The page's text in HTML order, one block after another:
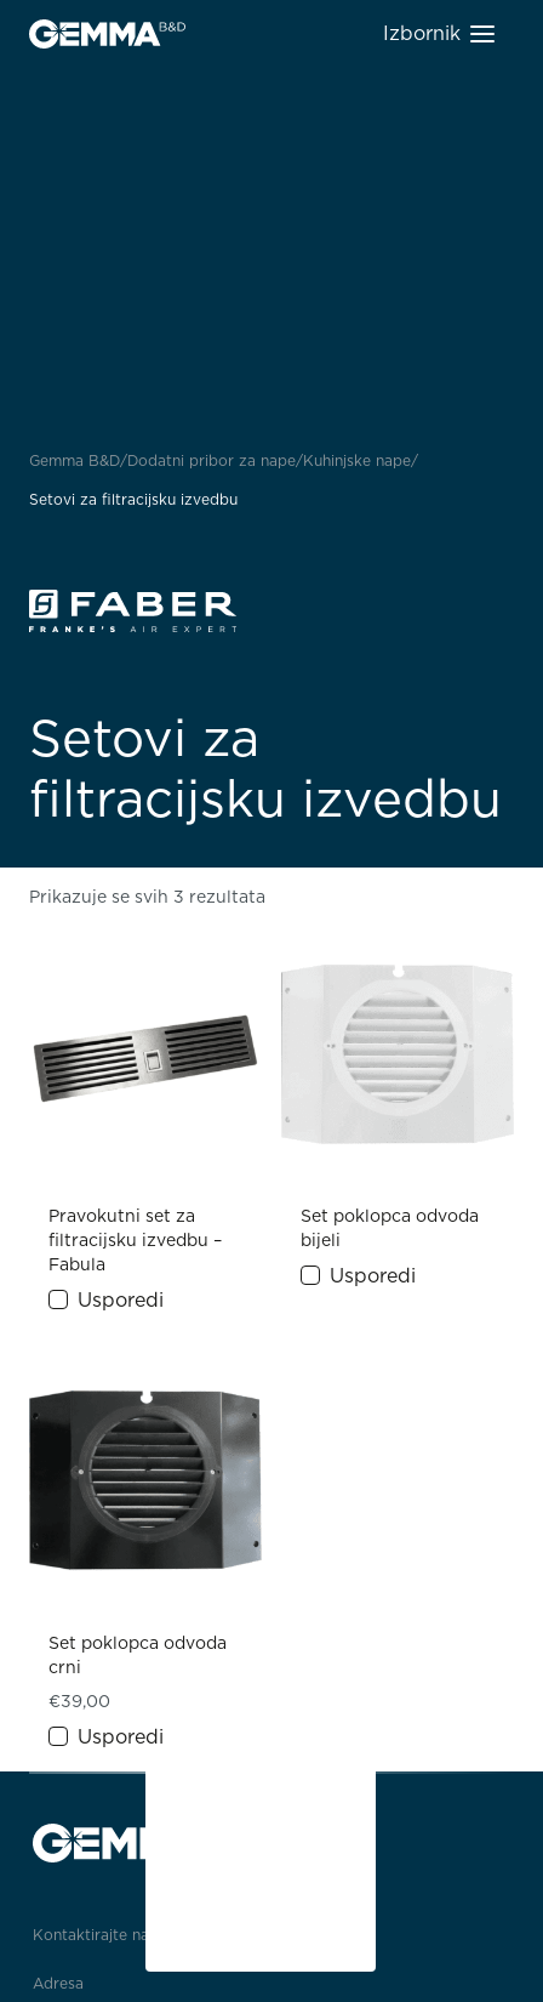
Izbornik
Gemma B&D Dodatni pribor za nape Kuhinjske nape
Setovi za filtracijsku izvedbu
Setovi za
filtracijsku izvedbu
Prikazuje se svih 3 rezultata
Pravokutni set za
filtracijsku izvedbu –
Fabula
Usporedi
Set poklopca odvoda
bijeli
Usporedi
Set poklopca odvoda
crni
€39,00
Usporedi
Kontaktirajte nas
Adresa